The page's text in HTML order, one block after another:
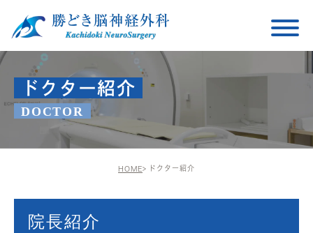
ドクター紹介
DOCTOR
HOME ドクター紹介
院長紹介